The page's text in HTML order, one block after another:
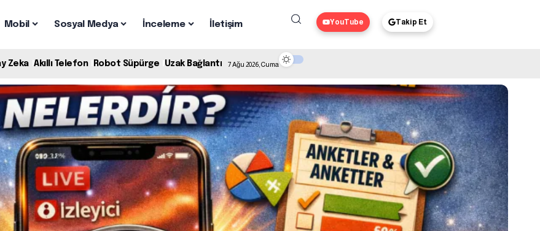
Mobil Sosyal Medya İnceleme İletişim YouTube Takip Et
Zeka Akıllı Telefon Robot Süpürge Uzak Bağlantı 7 Ağu 2026, Cuma